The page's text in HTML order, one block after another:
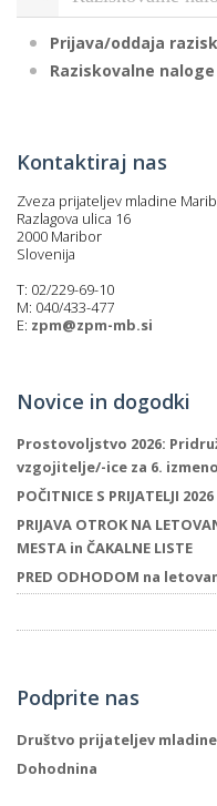
Prijava/oddaja
Raziskovalne naloge
Kontaktiraj nas
Zveza prijateljev mladine
Razlagova ulica 16
2000 Maribor
Slovenija
T: 02/229-69-10
M: 040/433-477
E: zpm@zpm-mb.si
Novice in dogodki
Prostovoljstvo 2026:
vzgojitelje/-ice za 6. izmeno
POČITNICE S PRIJATELJI 2026
PRIJAVA OTROK NA
MESTA in ČAKALNE LISTE
PRED ODHODOM na
Podprite nas
Društvo prijateljev
Dohodnina